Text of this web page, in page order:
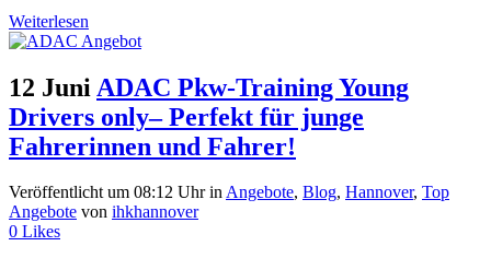
Weiterlesen
12 Juni ADAC Pkw-Training Young
Drivers only– Perfekt für junge
Fahrerinnen und Fahrer!
Veröffentlicht um 08:12 UhrinAngebote, Blog, Hannover, Top
Angebote von ihkhannover
0 Likes